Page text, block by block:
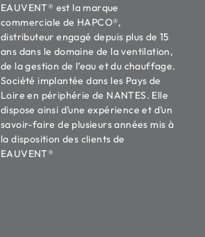
EAUVENT® est la marque
commerciale de HAPCO®,
distributeur engagé depuis plus de 15
ans dans le domaine de la ventilation,
de la gestion de l’eau et du chauffage.
Société implantée dans les Pays de
Loire en périphérie de NANTES. Elle
dispose ainsi d’une expérience et d’un
savoir-faire de plusieurs années mis à
la disposition des clients de
EAUVENT®